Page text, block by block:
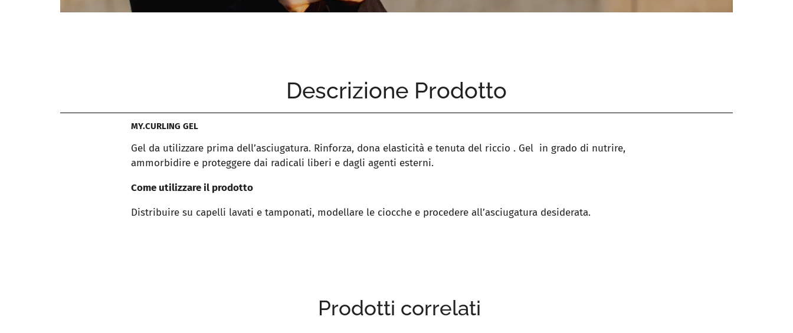
Descrizione Prodotto
MY.CURLING GEL
Gel da utilizzare prima dell’asciugatura. Rinforza, dona elasticità e tenuta del riccio . Gel in grado di nutrire,
ammorbidire e proteggere dai radicali liberi e dagli agenti esterni.
Come utilizzare il prodotto
Distribuire su capelli lavati e tamponati, modellare le ciocche e procedere all’asciugatura desiderata.
Prodotti correlati